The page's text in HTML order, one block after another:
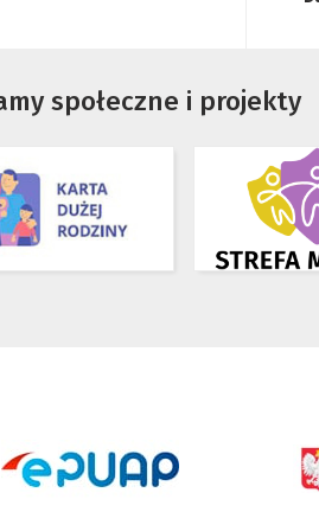
społeczne i projekty